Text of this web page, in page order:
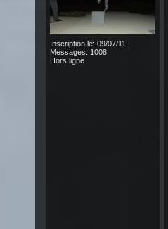
Inscription le: 09/07/11
Messages: 1008
Hors ligne